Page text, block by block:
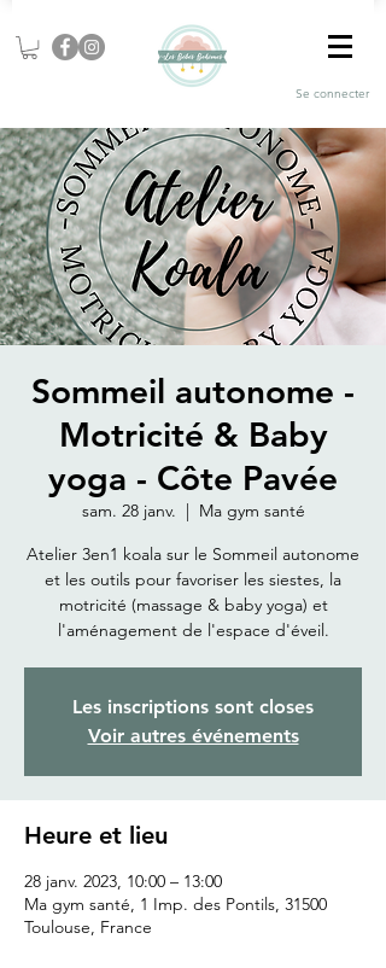
Se connecter
Sommeil autonome -
Motricité & Baby
yoga - Côte Pavée
sam. 28 janv.
  |
Ma gym santé
Atelier 3en1 koala sur le Sommeil autonome
et les outils pour favoriser les siestes, la
motricité (massage & baby yoga) et
l'aménagement de l'espace d'éveil.
Les inscriptions sont closes
Voir autres événements
Heure et lieu
28 janv. 2023, 10:00 – 13:00
Ma gym santé, 1 Imp. des Pontils, 31500
Toulouse, France